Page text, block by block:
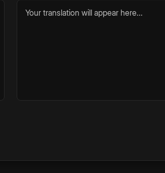
Your translation will appear here...